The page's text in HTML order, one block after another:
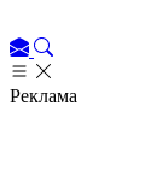
Реклама